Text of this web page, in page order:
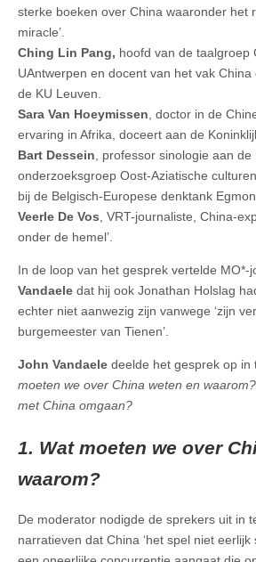
sterke boeken over China waaronder het
miracle’.
Ching Lin Pang, hoofd van de taalgroep
UAntwerpen en docent van het vak China
de KU Leuven.
Sara Van Hoeymissen, doctor in de
ervaring in Afrika, doceert aan de
Bart Dessein, professor sinologie aan de
onderzoeksgroep Oost-Aziatische
bij de Belgisch-Europese denktank
Veerle De Vos, VRT-journaliste, China-
onder de hemel’.
In de loop van het gesprek vertelde MO*-
Vandaele dat hij ook Jonathan Holslag
echter niet aanwezig zijn vanwege ‘zijn
burgemeester van Tienen’.
John Vandaele deelde het gesprek op in
moeten we over China weten en
met China omgaan?
1. Wat moeten we over
waarom?
De moderator nodigde de sprekers uit in
narratieven dat China ‘het spel niet eerlijk